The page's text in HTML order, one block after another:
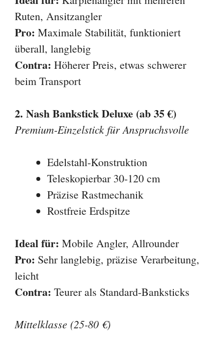
Ruten, Ansitzangler
Pro: Maximale Stabilität, funktioniert
überall, langlebig
Contra: Höherer Preis, etwas schwerer
beim Transport
2. Nash Bankstick Deluxe (ab 35 €)
Premium-Einzelstick für Anspruchsvolle
Edelstahl-Konstruktion
Teleskopierbar 30-120 cm
Präzise Rastmechanik
Rostfreie Erdspitze
Ideal für: Mobile Angler, Allrounder
Pro: Sehr langlebig, präzise Verarbeitung,
leicht
Contra: Teurer als Standard-Banksticks
Mittelklasse (25-80 €)